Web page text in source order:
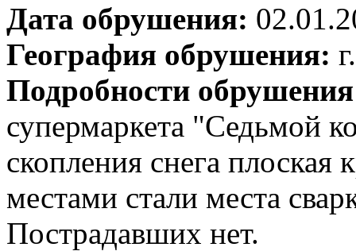
Дата обрушения:
География обрушения:
Подробности
супермаркета "Седьмой
скопления снега
местами стали места
Пострадавших нет.